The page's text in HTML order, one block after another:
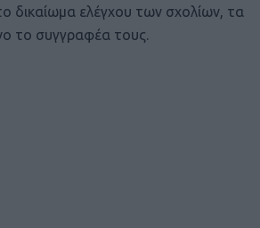
δικαίωμα ελέγχου των σχολίων, τα
το συγγραφέα τους.